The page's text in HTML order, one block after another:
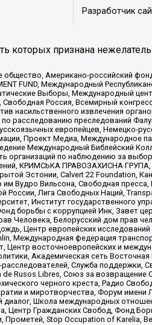
Разработчик
которых признана
Американо-российский
FUND, Международный
Выборы, Международный
Россия, Всемирный
насильственного извлечения
расследованию преследований
европейцев, Немецко-
Проект Медиа, Международное
Международный Библейский
организаций по наблюдению за
КРИМСЬКА ПРАВОЗАХИСНА ГРУПА,
Эстонии, Calvert 22 Foundation,
Вудро Вильсона, Свободная
Лига Свободных Наций,
Институт государственного
борьбы с коррупцией Инк, Завет
Человека, Белорусский дом прав
Центр европейских
Международная федерация
Центр восточноевропейских и
Академическая сеть
Служба поддержки,
Rusos Libres, Союз за
черного креста, Радио
и миротворчества, Форум имени
Школа международных
Центр Гражданских Свобод, Фонд
Прометей, Stop Occupation of Karelia,